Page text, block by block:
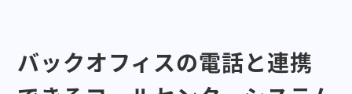
バックオフィスの電話と連携